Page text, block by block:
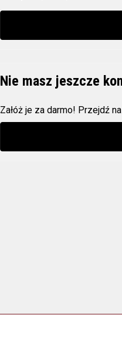
Nie masz jeszcze
Załóż je za darmo! Przejdź